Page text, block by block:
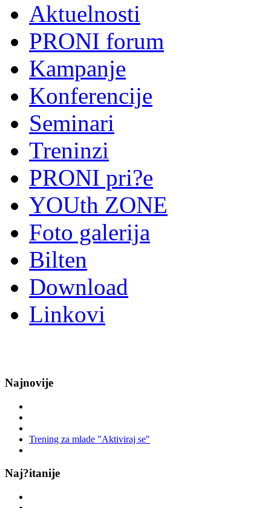
Aktuelnosti
PRONI forum
Kampanje
Konferencije
Seminari
Treninzi
PRONI pri?e
YOUth ZONE
Foto galerija
Bilten
Download
Linkovi
Najnovije
Trening za mlade "Aktiviraj se"
Naj?itanije